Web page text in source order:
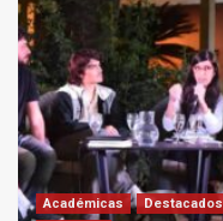
Académicas
Destacados